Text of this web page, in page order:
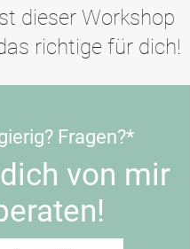
dieser Workshop
richtige für dich!
Fragen?*
von mir